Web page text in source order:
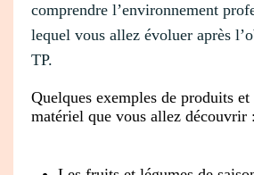
comprendre l’environnement
lequel vous allez évoluer après
TP.
Quelques exemples de produits et
matériel que vous allez découvrir :